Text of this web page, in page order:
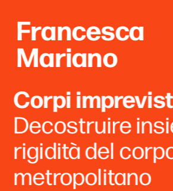
Francesca
Mariano
Corpi
Decostruire
rigidità del
metropolitano